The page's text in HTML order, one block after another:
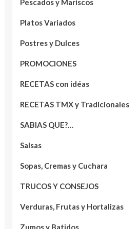
Pescados y Mariscos
Platos Variados
Postres y Dulces
PROMOCIONES
RECETAS con idéas
RECETAS TMX y Tradicionales
SABIAS QUE?…
Salsas
Sopas, Cremas y Cuchara
TRUCOS Y CONSEJOS
Verduras, Frutas y Hortalizas
Zumos y Batidos